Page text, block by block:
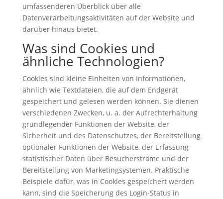
umfassenderen Überblick über alle
Datenverarbeitungsaktivitäten auf der Website und
darüber hinaus bietet.
Was sind Cookies und
ähnliche Technologien?
Cookies sind kleine Einheiten von Informationen,
ähnlich wie Textdateien, die auf dem Endgerät
gespeichert und gelesen werden können. Sie dienen
verschiedenen Zwecken, u. a. der Aufrechterhaltung
grundlegender Funktionen der Website, der
Sicherheit und des Datenschutzes, der Bereitstellung
optionaler Funktionen der Website, der Erfassung
statistischer Daten über Besucherströme und der
Bereitstellung von Marketingsystemen. Praktische
Beispiele dafür, was in Cookies gespeichert werden
kann, sind die Speicherung des Login-Status in